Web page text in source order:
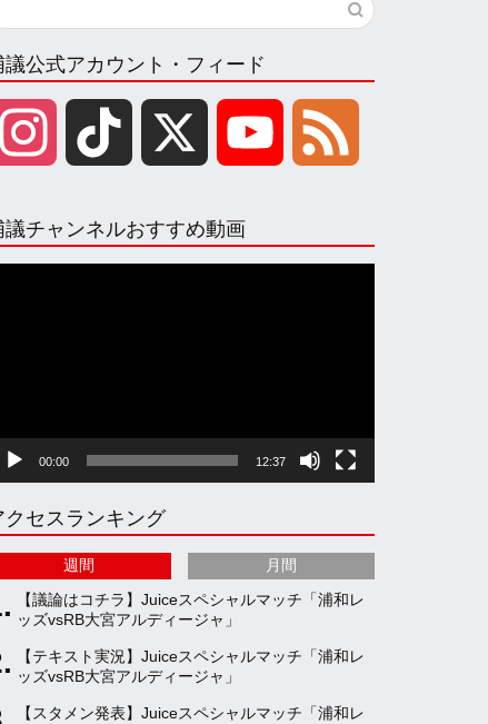
議公式アカウント・フィード
s
g
r
a
m
k
k
u
b
e
C
h
e
議チャンネルおすすめ動画
00:00 12:37
クセスランキング
週間 月間
【議論はコチラ】Juiceスペシャルマッチ「浦和レ
ッズvsRB大宮アルディージャ」
【テキスト実況】Juiceスペシャルマッチ「浦和レ
ッズvsRB大宮アルディージャ」
【スタメン発表】Juiceスペシャルマッチ「浦和レ